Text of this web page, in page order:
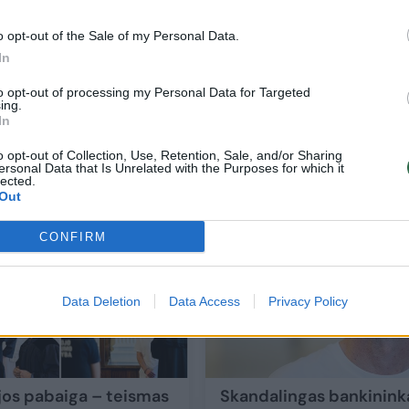
opt-out of the Sale of my Personal Data.
opt-out of processing my Personal Data for Targeted
opt-out of Collection, Use, Retention, Sale, and/or Sharing
Data that Is Unrelated with the Purposes for which it
CONFIRM
Data Deletion Data Access Privacy Policy
ELTA glaustai: vienas iš „Snoro“ vadovų V.
Lietuvos diena 2026-06-29
31
pabaiga – teismas
Skandalingas